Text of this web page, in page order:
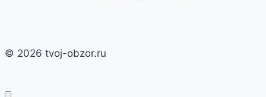
© 2026 tvoj-obzor.ru